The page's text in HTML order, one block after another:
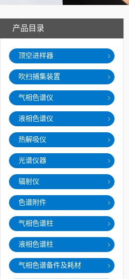
产品目录
顶空进样器
吹扫捕集装置
气相色谱仪
液相色谱仪
热解吸仪
光谱仪器
辐射仪
色谱附件
气相色谱柱
液相色谱柱
气相色谱备件及耗材